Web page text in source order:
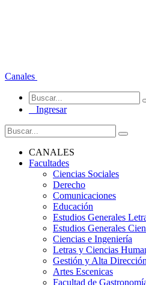
Canales
Ingresar
CANALES
Facultades
Ciencias Sociales
Derecho
Comunicaciones
Educación
Estudios Generales
Estudios Generales
Ciencias e Ingeniería
Letras y Ciencias
Gestión y Alta Dirección
Artes Escenicas
Facultad de